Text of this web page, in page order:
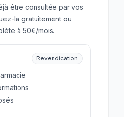
être consultée par vos
la gratuitement ou
à 50€/mois.
Revendication